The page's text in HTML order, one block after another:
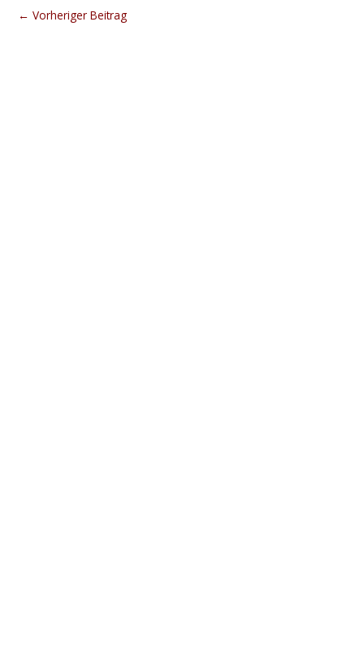
← Vorheriger Beitrag